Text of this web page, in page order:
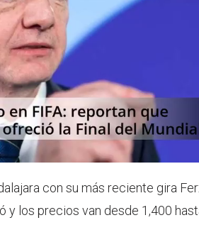
con su más reciente gira
y los precios van desde 1,400